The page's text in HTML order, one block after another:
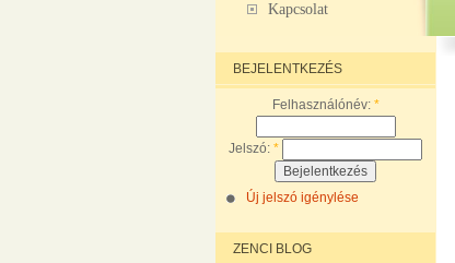
Kapcsolat
BEJELENTKEZÉS
Felhasználónév: *
Jelszó: *
Új jelszó igénylése
ZENCI BLOG